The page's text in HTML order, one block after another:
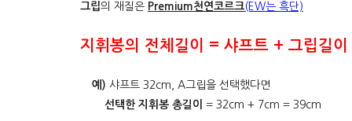
그립의 재질은 Premium천연코르크(EW는 흑단)
지휘봉의 전체길이 = 샤프트 + 그립길이
예) 샤프트 32cm, A그립을 선택했다면
선택한 지휘봉 총길이
= 32cm + 7cm = 39cm